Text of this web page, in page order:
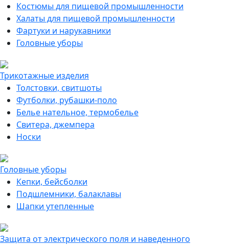
Костюмы для пищевой промышленности
Халаты для пищевой промышленности
Фартуки и нарукавники
Головные уборы
Трикотажные изделия
Толстовки, свитшоты
Футболки, рубашки-поло
Белье нательное, термобелье
Свитера, джемпера
Носки
Головные уборы
Кепки, бейсболки
Подшлемники, балаклавы
Шапки утепленные
Защита от электрического поля и наведенного